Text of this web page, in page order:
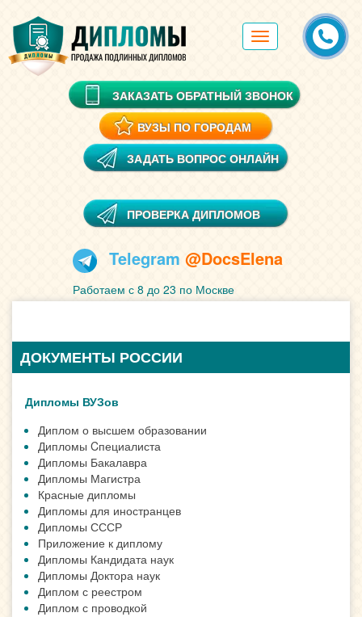
Toggle
navigation
ЗАКАЗАТЬ ОБРАТНЫЙ ЗВОНОК
ВУЗЫ ПО ГОРОДАМ
ЗАДАТЬ ВОПРОС ОНЛАЙН
ПРОВЕРКА ДИПЛОМОВ
Telegram @DocsElena
Работаем с 8 до 23 по Москве
ДОКУМЕНТЫ РОССИИ
Дипломы ВУЗов
Диплом о высшем образовании
Дипломы Cпециалиста
Дипломы Бакалавра
Дипломы Магистра
Красные дипломы
Дипломы для иностранцев
Дипломы СССР
Приложение к диплому
Дипломы Кандидата наук
Дипломы Доктора наук
Диплом с реестром
Диплом с проводкой